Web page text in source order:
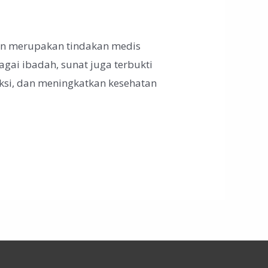
merupakan tindakan medis
ibadah, sunat juga terbukti
dan meningkatkan kesehatan